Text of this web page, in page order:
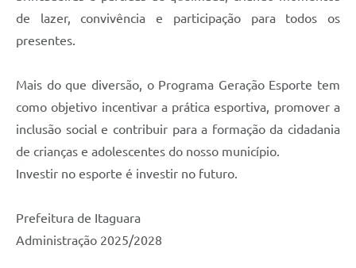
de lazer, convivência e participação para todos os
presentes.
Mais do que diversão, o Programa Geração Esporte tem
como objetivo incentivar a prática esportiva, promover a
inclusão social e contribuir para a formação da cidadania
de crianças e adolescentes do nosso município.
Investir no esporte é investir no futuro.
Prefeitura de Itaguara
Administração 2025/2028